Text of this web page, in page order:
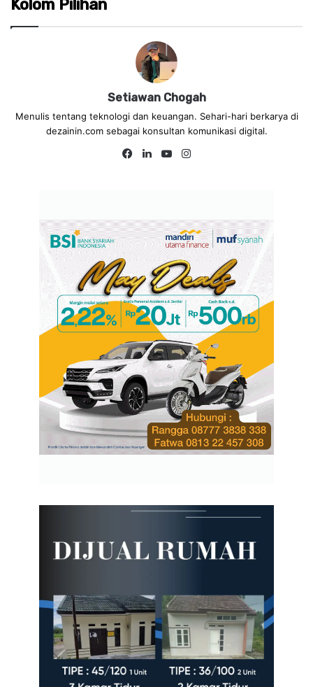
Kolom Pilihan
Setiawan Chogah
Menulis tentang teknologi dan keuangan. Sehari-hari berkarya di
dezainin.com sebagai konsultan komunikasi digital.
Fa
Lin
Yo